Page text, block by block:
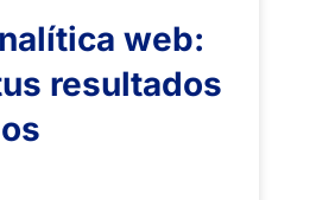
web:
resultados